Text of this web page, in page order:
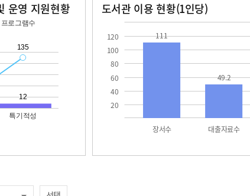
운영 지원현황 도서관 이용 현황(1인당)
20
40
60
80
100
120
장서수 대출자료수
111
49.2